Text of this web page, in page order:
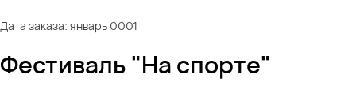
Дата заказа: январь 0001
Фестиваль "На спорте"